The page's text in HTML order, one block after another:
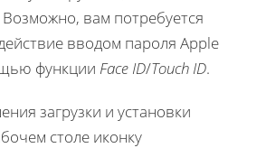
вам потребуется
вводом пароля Apple
функции Face ID/Touch ID.
загрузки и установки
столе иконку